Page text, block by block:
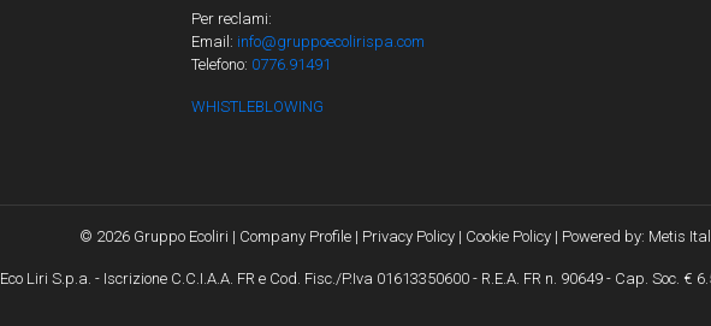
Per reclami:
Email: info@gruppoecolirispa.com
Telefono: 0776.91491
WHISTLEBLOWING
© 2026 Gruppo Ecoliri | Company Profile | Privacy Policy | Cookie Policy | Powered by: Metis
Eco Liri S.p.a. - Iscrizione C.C.I.A.A. FR e Cod. Fisc./P.Iva 01613350600 - R.E.A. FR n. 90649 - Cap. Soc. €